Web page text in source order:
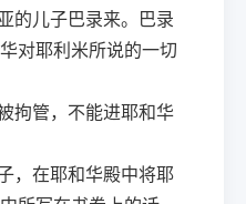
的儿子巴录来。巴录
对耶利米所说的一切
拘管，不能进耶和华
，在耶和华殿中将耶